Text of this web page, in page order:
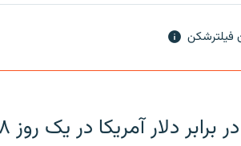
فیلترشکن
آمریکا در یک روز ۱۸ درصد سقوط کرد